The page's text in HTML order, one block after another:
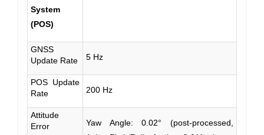
System
(POS)
GNSS
Update Rate
5 Hz
POS Update
Rate
200 Hz
Attitude
Error
Yaw Angle: 0.02° (post-processed,